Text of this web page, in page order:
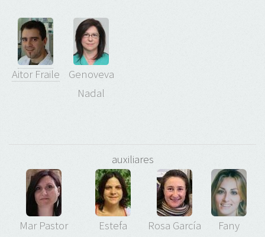
Aitor Fraile
Genoveva
Nadal
auxiliares
Mar Pastor
Estefa
Rosa García
Fany